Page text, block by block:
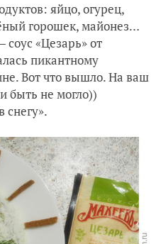
яйцо, огурец,
горошек, майонез…
«Цезарь» от
пикантному
Вот что вышло. На ваш
быть не могло))
снегу».